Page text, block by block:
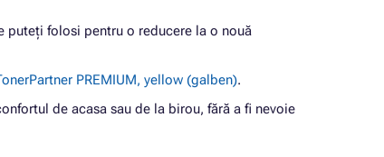
puteți folosi pentru o reducere la o nouă
PREMIUM, yellow (galben).
de acasa sau de la birou, fără a fi nevoie